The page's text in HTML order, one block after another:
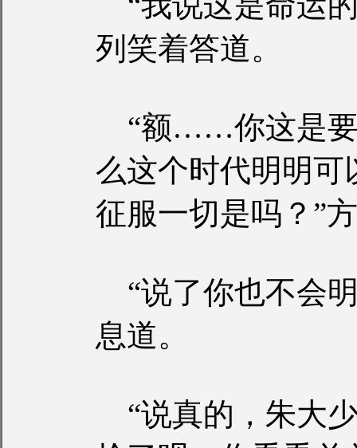
列笑着答道。
“额……你这是要
么这个时代明明可
征服一切是吗？”
“说了你也不会
息道。
“说真的，朱大